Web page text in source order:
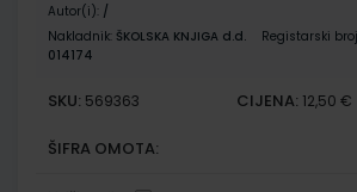
Autor(i): /
Nakladnik: ŠKOLSKA KNJIGA d.d.
Registarski
014174
SKU: 569363 CIJENA: 12,50 €
ŠIFRA OMOTA: